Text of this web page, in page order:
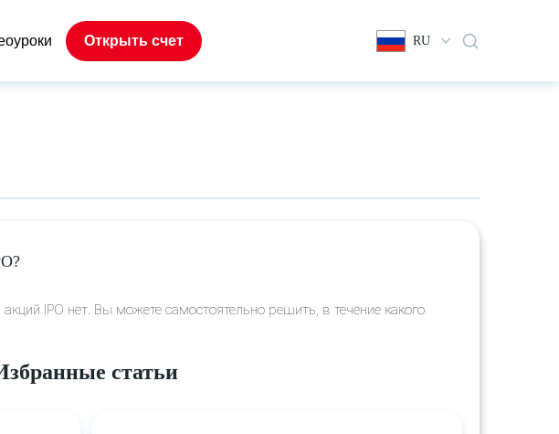
Открыть счет RU
IPO нет. Вы можете самостоятельно решить, в течение какого
статьи